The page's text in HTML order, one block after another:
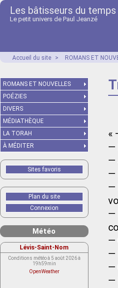
Les bâtisseurs du temps
Le petit univers de Paul Jeanzé
Accueil du site > ROMANS ET
«
—
—
—
—
—
—
—
—
—
ROMANS ET NOUVELLES
POÉZIES
DIVERS
MÉDIATHÈQUE
LA TORAH
À MÉDITER
Sites favoris
Plan du site
Connexion
Météo
Lévis-Saint-Nom
Conditions météo à 5 août 2026 à
19h59min
OpenWeather